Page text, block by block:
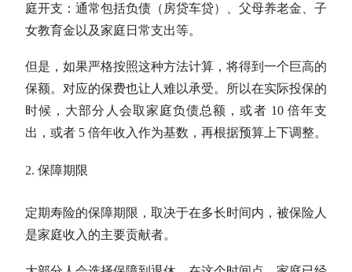
庭开支：通常包括负债（房贷车贷）、父母养老金、子
女教育金以及家庭日常支出等。
但是，如果严格按照这种方法计算，将得到一个巨高的
保额。对应的保费也让人难以承受。所以在实际投保的
时候，大部分人会取家庭负债总额，或者 10 倍年支
出，或者 5 倍年收入作为基数，再根据预算上下调整。
保障期限
定期寿险的保障期限，取决于在多长时间内，被保险人
是家庭收入的主要贡献者。